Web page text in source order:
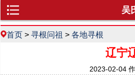
吴
首页 > 寻根问祖 > 各地寻根
辽宁
2023-02-04